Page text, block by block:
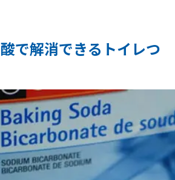
で解消できるトイレつ